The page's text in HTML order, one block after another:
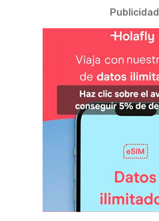
Publicidad